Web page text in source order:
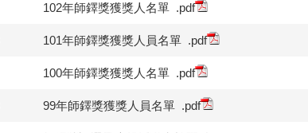
102年師鐸獎獲獎人名單 .pdf
101年師鐸獎獲獎人員名單 .pdf
100年師鐸獎獲獎人名單 .pdf
99年師鐸獎獲獎人員名單 .pdf